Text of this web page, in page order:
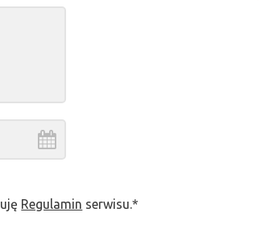
niedz.
Regulamin serwisu.*